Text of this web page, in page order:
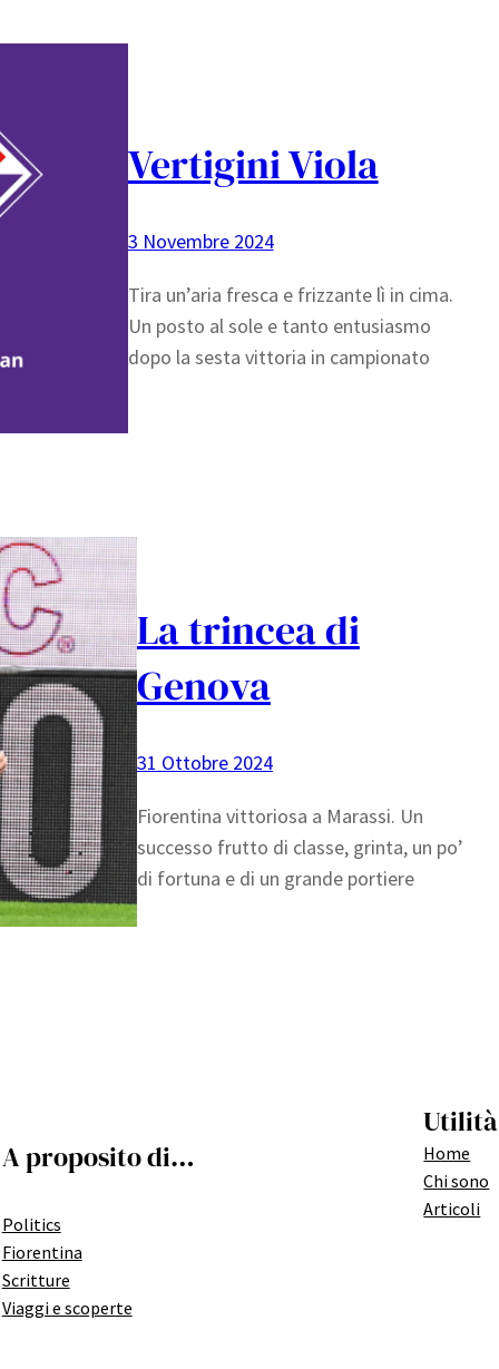
Vertigini Viola
3 Novembre 2024
Tira un’aria fresca e frizzante lì in cima.
Un posto al sole e tanto entusiasmo
dopo la sesta vittoria in campionato
La trincea di
Genova
31 Ottobre 2024
Fiorentina vittoriosa a Marassi. Un
successo frutto di classe, grinta, un po’
di fortuna e di un grande portiere
A proposito di…
Politics
Fiorentina
Scritture
Viaggi e scoperte
Utilità
Home
Chi sono
Articoli